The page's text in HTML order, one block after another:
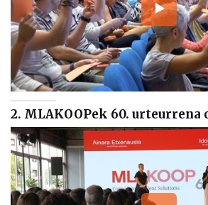
2. MLAKOOPek 60. urteurrena